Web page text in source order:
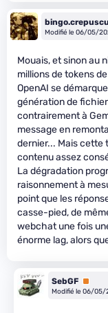
Modifié le 06/05/
Mouais, et sinon au
millions de tokens
OpenAI se
génération de
contrairement à
message en
dernier... Mais cette
contenu assez
La dégradation
raisonnement à
point que les
casse-pied, de
webchat une fois
énorme lag, alors
SebGF Premium
Modifié le 06/05/